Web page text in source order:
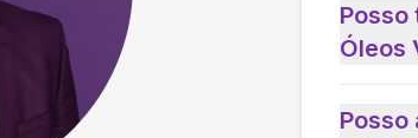
Posso
Óleos
Posso